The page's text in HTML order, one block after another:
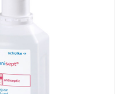
Gesamtgehalt: 0,25 %
nPentan, Propan-Butan/Isobutan